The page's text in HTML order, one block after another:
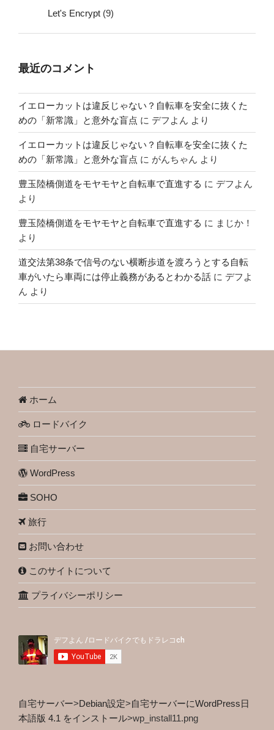
Let's Encrypt (9)
最近のコメント
イエローカットは違反じゃない？自転車を安全に抜くた
めの「新常識」と意外な盲点 に デフよん より
イエローカットは違反じゃない？自転車を安全に抜くた
めの「新常識」と意外な盲点 に がんちゃん より
豊玉陸橋側道をモヤモヤと自転車で直進する に デフよん
より
豊玉陸橋側道をモヤモヤと自転車で直進する に まじか！
より
道交法第38条で信号のない横断歩道を渡ろうとする自転
車がいたら車両には停止義務があるとわかる話 に デフよ
ん より
ホーム
ロードバイク
自宅サーバー
WordPress
SOHO
旅行
お問い合わせ
このサイトについて
プライバシーポリシー
自宅サーバー>Debian設定>自宅サーバーにWordPress日
本語版 4.1 をインストール>wp_install11.png